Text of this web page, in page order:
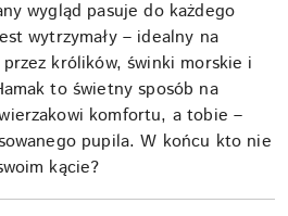
wygląd pasuje do każdego
wytrzymały – idealny na
królików, świnki morskie i
to świetny sposób na
komfortu, a tobie –
pupila. W końcu kto nie
kącie?